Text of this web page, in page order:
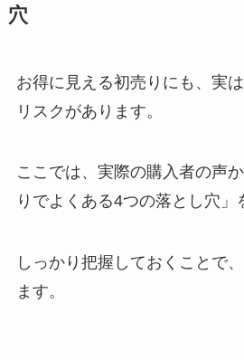
穴
お得に見える初売りにも、実
リスクがあります。
ここでは、実際の購入者の声
りでよくある4つの落とし穴」
しっかり把握しておくことで
ます。